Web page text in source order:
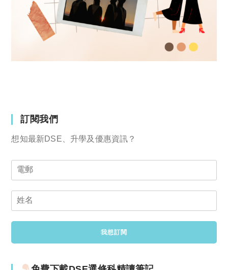
訂閱我們
想知最新DSE、升學及優惠資訊？